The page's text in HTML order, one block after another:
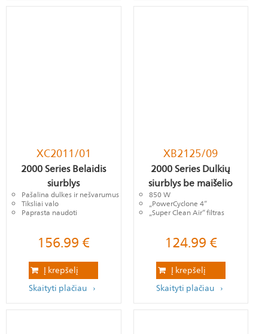
XC2011/01
2000 Series Belaidis
siurblys
Pašalina dulkes ir nešvarumus
Tiksliai valo
Paprasta naudoti
156.99€
Į krepšelį
Skaityti plačiau
XB2125/09
2000 Series Dulkių
siurblys be maišelio
850 W
„PowerCyclone 4“
„Super Clean Air“ filtras
124.99€
Į krepšelį
Skaityti plačiau